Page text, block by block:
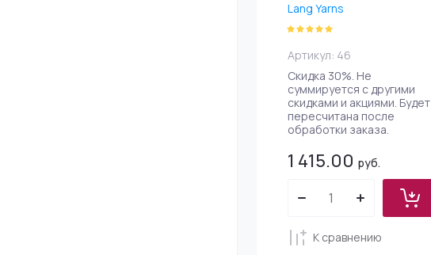
Lang Yarns
Артикул: 46
Скидка 30%. Не
суммируется с другими
скидками и акциями. Будет
пересчитана после
обработки заказа.
1 415.00 руб.
К сравнению